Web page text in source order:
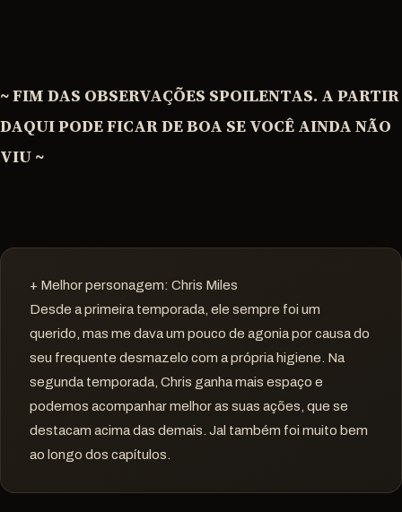
~ FIM DAS OBSERVAÇÕES SPOILENTAS. A PARTIR
DAQUI PODE FICAR DE BOA SE VOCÊ AINDA NÃO
VIU ~
+ Melhor personagem: Chris Miles
Desde a primeira temporada, ele sempre foi um
querido, mas me dava um pouco de agonia por causa do
seu frequente desmazelo com a própria higiene. Na
segunda temporada, Chris ganha mais espaço e
podemos acompanhar melhor as suas ações, que se
destacam acima das demais. Jal também foi muito bem
ao longo dos capítulos.